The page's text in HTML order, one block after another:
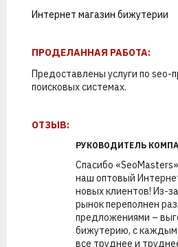
1
Интернет магазин бижутерии
ПРОДЕЛАННАЯ РАБОТА:
Предоставлены услуги по seo-
поисковых системах.
ОТЗЫВ:
РУКОВОДИТЕЛЬ
Спасибо
наш оптовый
новых клиентов! Из-
рынок переполнен
предложениями –
бижутерию, с каждым
все труднее и